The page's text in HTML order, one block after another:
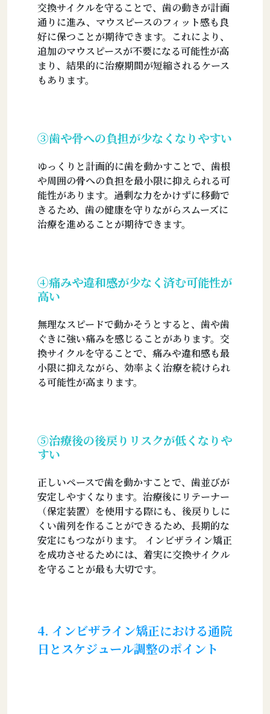
交換サイクルを守ることで、歯の動きが計画
通りに進み、マウスピースのフィット感も良
好に保つことが期待できます。これにより、
追加のマウスピースが不要になる可能性が高
まり、結果的に治療期間が短縮されるケース
もあります。
③歯や骨への負担が少なくなりやすい
ゆっくりと計画的に歯を動かすことで、歯根
や周囲の骨への負担を最小限に抑えられる可
能性があります。過剰な力をかけずに移動で
きるため、歯の健康を守りながらスムーズに
治療を進めることが期待できます。
④痛みや違和感が少なく済む可能性が
高い
無理なスピードで動かそうとすると、歯や歯
ぐきに強い痛みを感じることがあります。交
換サイクルを守ることで、痛みや違和感も最
小限に抑えながら、効率よく治療を続けられ
る可能性が高まります。
⑤治療後の後戻りリスクが低くなりや
すい
正しいペースで歯を動かすことで、歯並びが
安定しやすくなります。治療後にリテーナー
（保定装置）を使用する際にも、後戻りしに
くい歯列を作ることができるため、長期的な
安定にもつながります。 インビザライン矯正
を成功させるためには、着実に交換サイクル
を守ることが最も大切です。
4. インビザライン矯正における通院
日とスケジュール調整のポイント